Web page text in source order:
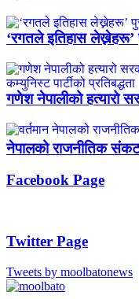
‘रगतले इतिहास
गणेश नेपालीको हत्यारो
नेपालको राजनीतिक
Facebook Page
Twitter Page
Tweets by moolbatonews